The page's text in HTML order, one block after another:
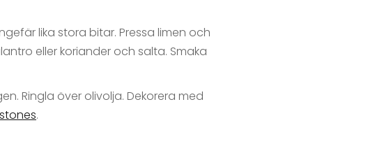
lika stora bitar. Pressa limen och
eller koriander och salta. Smaka
Ringla över olivolja. Dekorera med
.